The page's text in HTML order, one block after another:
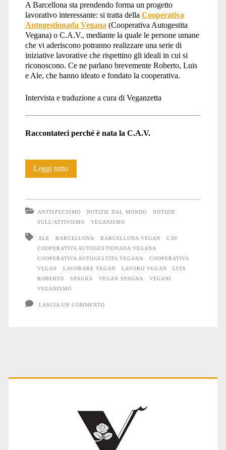
A Barcellona sta prendendo forma un progetto
lavorativo interessante: si tratta della Cooperativa
Autogestionada Vegana (Cooperativa Autogestita
Vegana) o C.A.V., mediante la quale le persone umane
che vi aderiscono potranno realizzare una serie di
iniziative lavorative che rispettino gli ideali in cui si
riconoscono. Ce ne parlano brevemente Roberto, Luis
e Ale, che hanno ideato e fondato la cooperativa.
Intervista e traduzione a cura di Veganzetta
Raccontateci perché è nata la C.A.V.
Leggi tuttoCooperativa
ANTISPECISMO NOTIZIE DAL MONDO
NOTIZIE
SULL'ATTIVISMO
VEGANISMO
ALE BARCELLONA BARCELLONA VEGAN
CAV
COOPERATIVA AUTOGESTIONADA VEGANA
COOPERATIVA AUTOGESTITA VEGANA
COOPERATIVA
VEGAN
LAVORARE VEGAN LAVORO VEGAN
LUIS
ROBERTO
SPAGNA VEGAN SPAGNA
VEGANI
VEGANISMO
LASCIA UN COMMENTO
Primary